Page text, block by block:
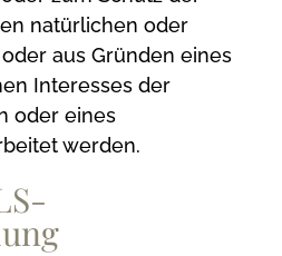
natürlichen oder
aus Gründen eines
Interesses der
oder eines
werden.